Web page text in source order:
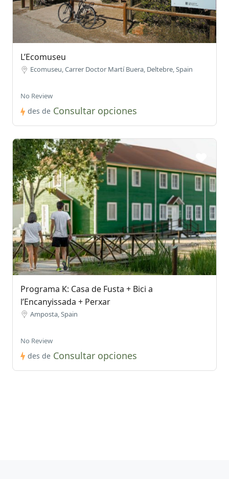
L’Ecomuseu
Ecomuseu, Carrer Doctor Martí Buera, Deltebre, Spain
No Review
des de Consultar opciones
Programa K: Casa de Fusta + Bici a
l’Encanyissada + Perxar
Amposta, Spain
No Review
des de Consultar opciones